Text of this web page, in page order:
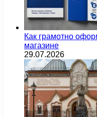
Как грамотно
магазине
29.07.2026